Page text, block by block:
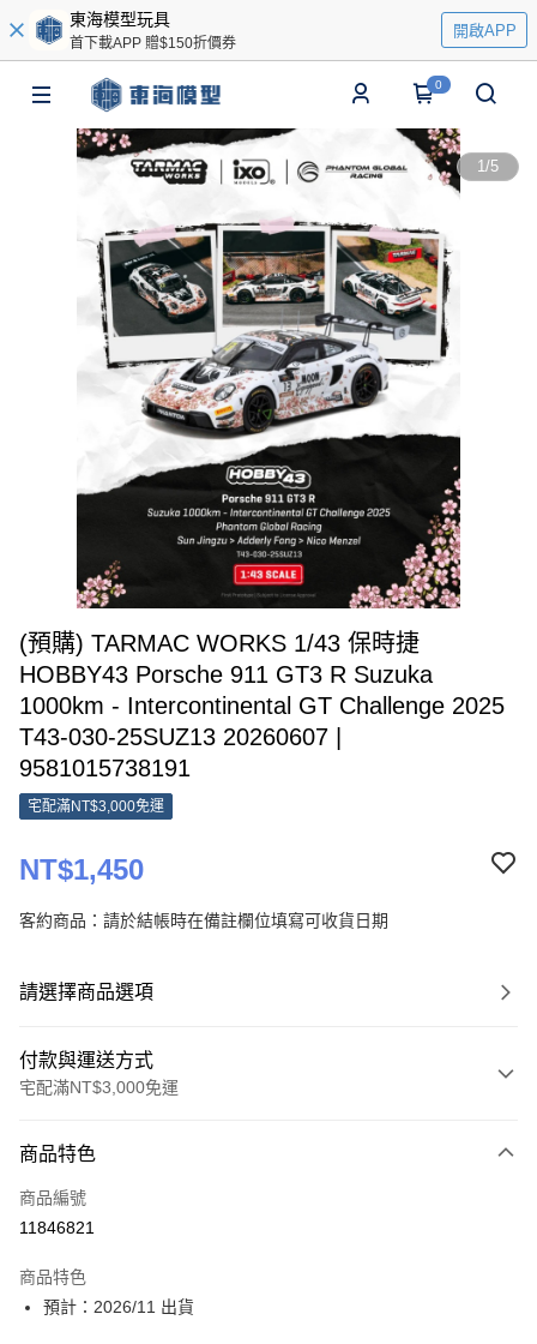
東海模型玩具
首下載APP 贈$150折價券
開啟APP
0
1/5
(預購) TARMAC WORKS 1/43 保時捷
HOBBY43 Porsche 911 GT3 R Suzuka
1000km - Intercontinental GT Challenge 2025
T43-030-25SUZ13 20260607 |
9581015738191
宅配滿NT$3,000免運
NT$1,450
客約商品：請於結帳時在備註欄位填寫可收貨日期
請選擇商品選項
付款與運送方式
宅配滿NT$3,000免運
信用卡一次付款
Apple Pay
運送方式
商品特色
商品編號
11846821
商品特色
預計：2026/11 出貨